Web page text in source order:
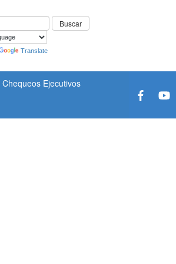
Translate
Chequeos Ejecutivos